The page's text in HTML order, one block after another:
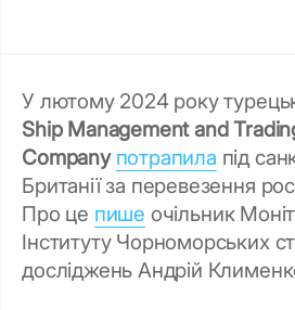
У лютому 2024 року
Ship Management and
Company потрапила під
Британії за перевезення
Про це пише очільник
Інституту Чорноморських
досліджень Андрій